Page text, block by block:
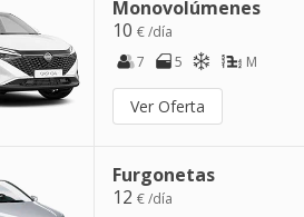
Monovolúmenes
10 € /día
7
5 M
Ver Oferta
Furgonetas
12 € /día